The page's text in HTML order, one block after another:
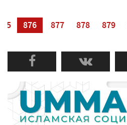
876 877 878 879